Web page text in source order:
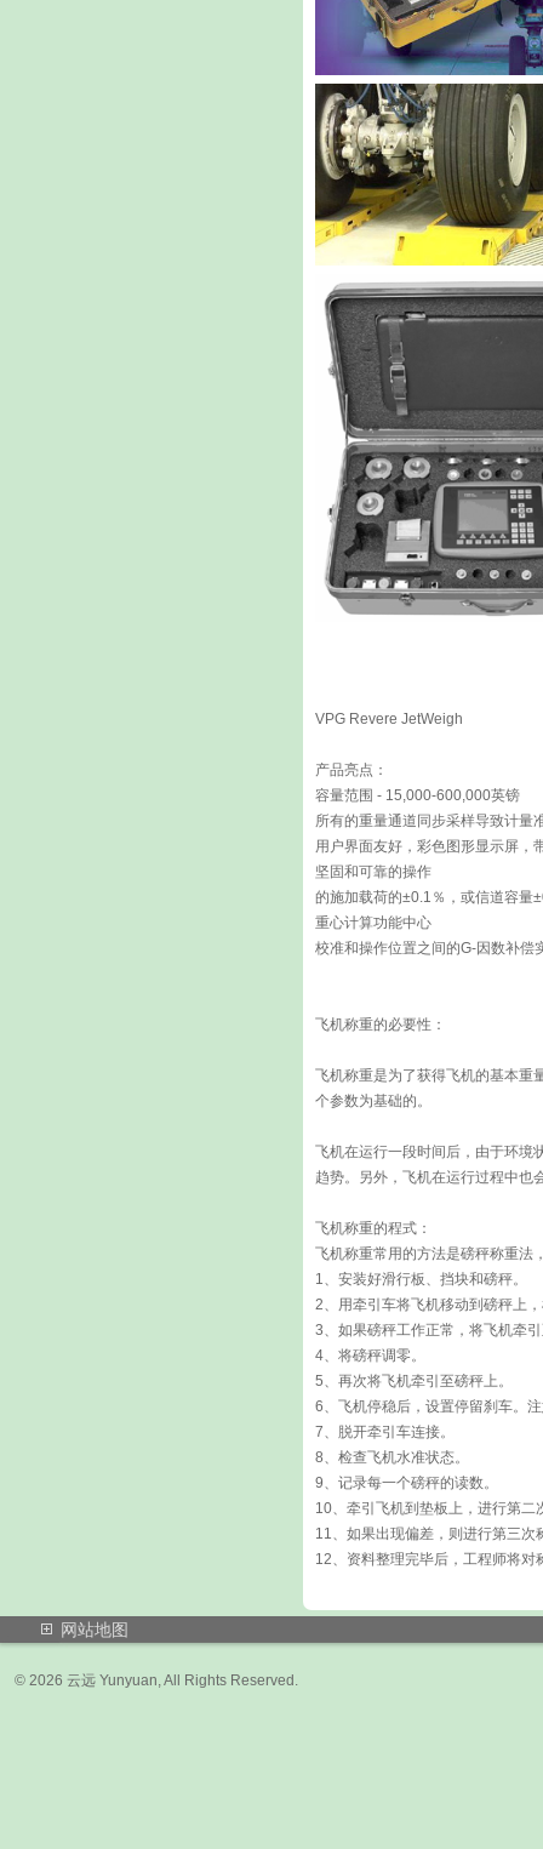
VPG Revere JetWeigh
产品亮点：
容量范围 - 15,000-600,000英镑
所有的重量通道同步采样导致计
用户界面友好，彩色图形显示屏，
坚固和可靠的操作
的施加载荷的±0.1％，或信道容量
重心计算功能中心
校准和操作位置之间的G-因数补偿
飞机称重的必要性：
飞机称重是为了获得飞机的基本重
个参数为基础的。
飞机在运行一段时间后，由于环境
趋势。另外，飞机在运行过程中也
飞机称重的程式：
飞机称重常用的方法是磅秤称重法
1、安装好滑行板、挡块和磅秤。
2、用牵引车将飞机移动到磅秤上
3、如果磅秤工作正常，将飞机牵
4、将磅秤调零。
5、再次将飞机牵引至磅秤上。
6、飞机停稳后，设置停留刹车。
7、脱开牵引车连接。
8、检查飞机水准状态。
9、记录每一个磅秤的读数。
10、牵引飞机到垫板上，进行第
11、如果出现偏差，则进行第三次
12、资料整理完毕后，工程师将对
网站地图
© 2026 云远 Yunyuan, All Rights